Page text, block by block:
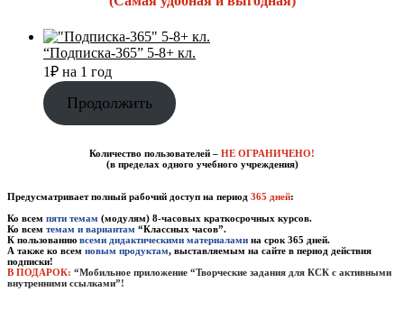
“Подписка-365” 5-8+ кл.
1₽ на 1 год
Продолжить
Количество пользователей – НЕ ОГРАНИЧЕНО!
(в пределах одного учебного учреждения)
Предусматривает полный рабочий доступ на период 365 дней:
Ко всем пяти темам (модулям) 8-часовых краткосрочных курсов.
Ко всем темам и вариантам “Классных часов”.
К пользованию всеми дидактическими материалами на срок 365 дней.
А также ко всем новым продуктам, выставляемым на сайте в период действия
подписки!
В ПОДАРОК: “Мобильное приложение “Творческие задания для КСК с активными
внутренними ссылками”!